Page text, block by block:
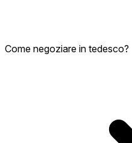
Come negoziare in tedesco?